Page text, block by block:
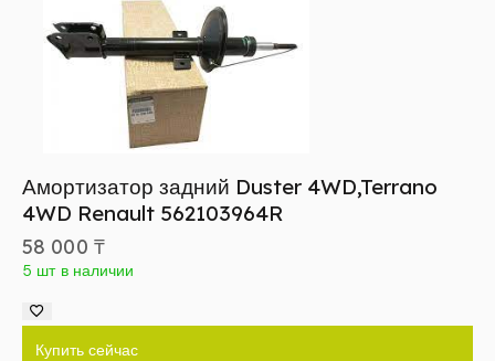
Амортизатор задний Duster 4WD,Terrano
4WD Renault 562103964R
58 000 ₸
5 шт в наличии
Купить сейчас